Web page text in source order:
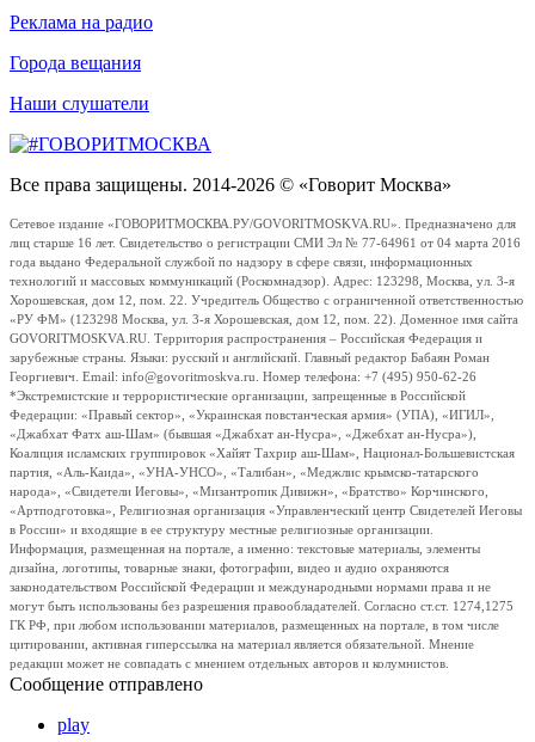
Реклама на радио
Города вещания
Наши слушатели
Все права защищены. 2014-2026 © «Говорит Москва»
Сетевое издание «ГОВОРИТМОСКВА.РУ/GOVORITMOSKVA.RU». Предназначено для
лиц старше 16 лет. Свидетельство о регистрации СМИ Эл № 77-64961 от 04 марта 2016
года выдано Федеральной службой по надзору в сфере связи, информационных
технологий и массовых коммуникаций (Роскомнадзор). Адрес: 123298, Москва, ул. 3-я
Хорошевская, дом 12, пом. 22. Учредитель Общество с ограниченной ответственностью
«РУ ФМ» (123298 Москва, ул. 3-я Хорошевская, дом 12, пом. 22). Доменное имя сайта
GOVORITMOSKVA.RU. Территория распространения – Российская Федерация и
зарубежные страны. Языки: русский и английский. Главный редактор Бабаян Роман
Георгиевич. Email: info@govoritmoskva.ru. Номер телефона: +7 (495) 950-62-26
*Экстремистские и террористические организации, запрещенные в Российской
Федерации: «Правый сектор», «Украинская повстанческая армия» (УПА), «ИГИЛ»,
«Джабхат Фатх аш-Шам» (бывшая «Джабхат ан-Нусра», «Джебхат ан-Нусра»),
Коалиция исламских группировок «Хайят Тахрир аш-Шам», Национал-Большевистская
партия, «Аль-Каида», «УНА-УНСО», «Талибан», «Меджлис крымско-татарского
народа», «Свидетели Иеговы», «Мизантропик Дивижн», «Братство» Корчинского,
«Артподготовка», Религиозная организация «Управленческий центр Свидетелей Иеговы
в России» и входящие в ее структуру местные религиозные организации.
Информация, размещенная на портале, а именно: текстовые материалы, элементы
дизайна, логотипы, товарные знаки, фотографии, видео и аудио охраняются
законодательством Российской Федерации и международными нормами права и не
могут быть использованы без разрешения правообладателей. Согласно ст.ст. 1274,1275
ГК РФ, при любом использовании материалов, размещенных на портале, в том числе
цитировании, активная гиперссылка на материал является обязательной. Мнение
редакции может не совпадать с мнением отдельных авторов и колумнистов.
Сообщение отправлено
play